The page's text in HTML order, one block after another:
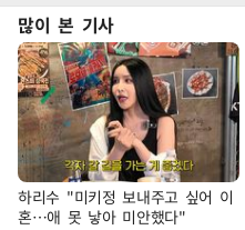
많이 본 기사
하리수 "미키정 보내주고 싶어 이
혼…애 못 낳아 미안했다"